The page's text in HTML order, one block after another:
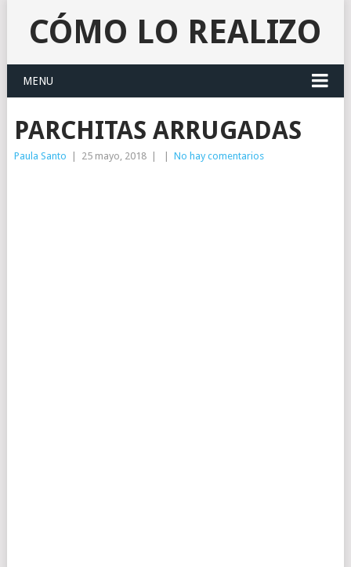
CÓMO LO REALIZO
MENU
PARCHITAS ARRUGADAS
Paula Santo 25 mayo, 2018 No hay comentarios